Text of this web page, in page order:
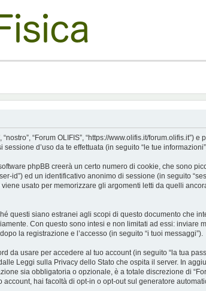
“Forum OLIFIS”, “https://www.olifis.it/forum.olifis.it”) e
d’uso da te effettuata (in seguito “le tue
phpBB creerà un certo numero di cookie, che sono
id”) ed un identificativo anonimo di sessione (in seguito
usato per memorizzare gli argomenti letti da quelli
questi siano estranei agli scopi di questo documento che
Con questo sono intesi e non limitati ad essi: inviare
la registrazione e l’accesso (in seguito “i tuoi messaggi”).
da usare per accedere al tuo account (in seguito “la tua
Leggi sulla Privacy dello Stato che ospita il server. In
sia obbligatoria o opzionale, è a totale discrezione di
hai facoltà di opt-in o opt-out sul generatore